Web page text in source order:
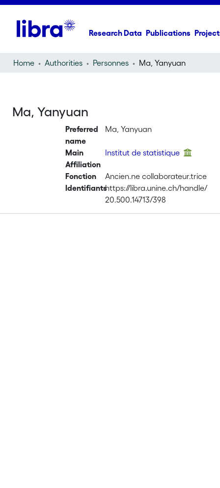
Research Data Publications
Home Authorities Personnes Ma, Yanyuan
Ma, Yanyuan
Preferred
name
Ma, Yanyuan
Main
Affiliation
Institut de statistique
Fonction
Ancien.ne collaborateur.trice
Identifiantshttps://libra.unine.ch/handle/
20.500.14713/398